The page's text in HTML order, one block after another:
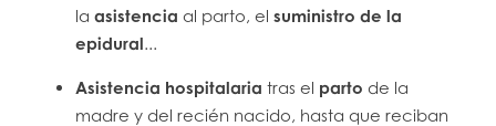
la asistencia al parto, el suministro de la
epidural
Asistencia hospitalaria tras el parto de la
madre y del recién nacido, hasta que reciban